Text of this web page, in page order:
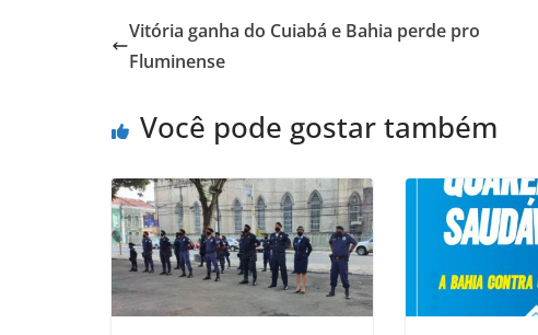
s
A
p
e
b
o
k
l e
Vitória ganha do Cuiabá e Bahia perde pro
Fluminense
Você pode gostar também